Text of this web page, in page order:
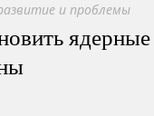
и проблемы
ядерные